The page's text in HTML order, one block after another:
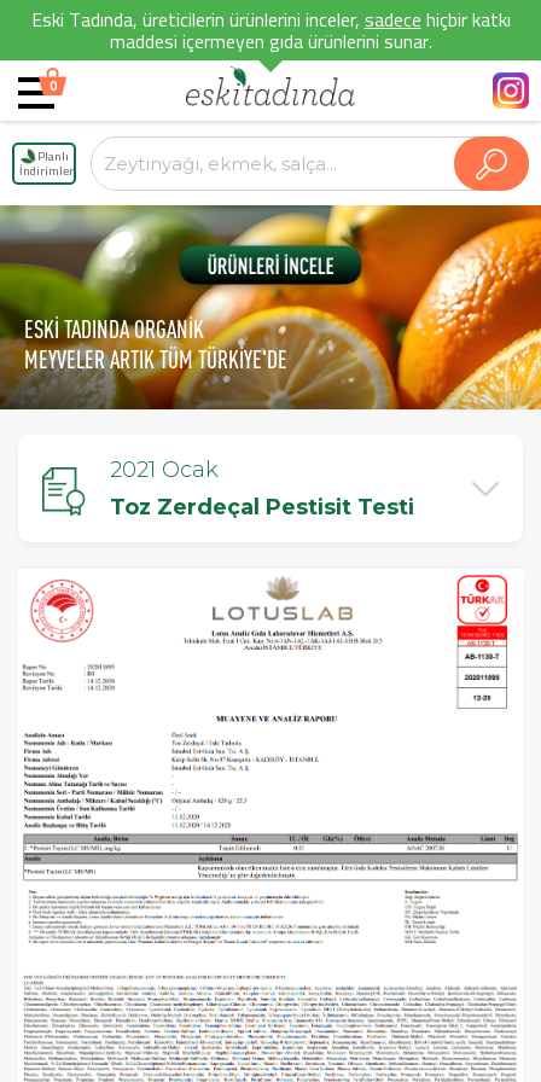
Eski Tadında, üreticilerin ürünlerini inceler,sadecehiçbir katkı
maddesi içermeyen gıda ürünlerini sunar.
0
Planlı
İndirimler
ESKİ TADINDA ORGANİK
MEYVELER ARTIK TÜM TÜRKİYE'DE
2021 Ocak
Toz Zerdeçal Pestisit Testi